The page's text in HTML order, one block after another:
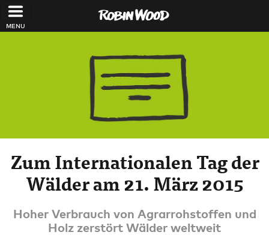
Direkt zum Inhalt
Zum Internationalen Tag der
Wälder am 21. März 2015
Hoher Verbrauch von Agrarrohstoffen und
Holz zerstört Wälder weltweit